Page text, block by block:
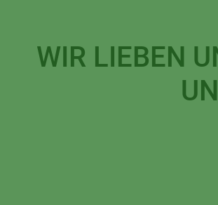
WIR LIEBEN